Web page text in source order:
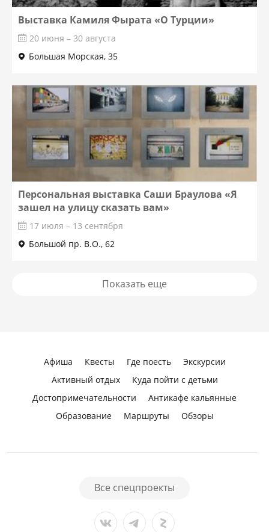
Выставка Камиля Фырата «О Турции»
20 июня – 30 августа
Большая Морская, 35
Персональная выставка Саши Браулова «Я
зашел на улицу сказать вам»
17 июля – 13 сентября
Большой пр. В.О., 62
Показать еще
Афиша Квесты Где поесть
Экскурсии
Активный отдых
Куда пойти с детьми
Достопримечательности
Антикафе кальянные
Образование
Маршруты Обзоры
Все спецпроекты